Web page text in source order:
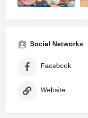
Social Networks
Facebook
Website